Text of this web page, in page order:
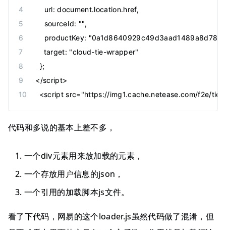
    url: document.location.href,
    sourceId: "",
productKey:
    target: "cloud-tie-wrapper"
  };
</script>
<script src="https://img1.cache.netease.com/f2e/
代码和多说的基本上差不多，
一个div元素用来放加载的元素，
一个存放用户信息的json，
一个引用的加载脚本js文件。
看了下代码，网易的这个loader.js虽然代码做了混淆，但